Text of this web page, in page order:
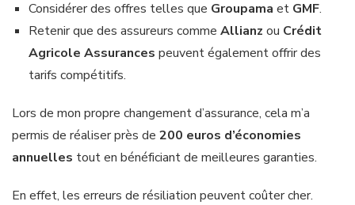
Considérer des offres telles que Groupama et GMF.
Retenir que des assureurs comme Allianz ou Crédit
Agricole Assurances peuvent également offrir des
tarifs compétitifs.
Lors de mon propre changement d’assurance, cela m’a
permis de réaliser près de 200 euros d’économies
annuelles tout en bénéficiant de meilleures garanties.
En effet, les erreurs de résiliation peuvent coûter cher.